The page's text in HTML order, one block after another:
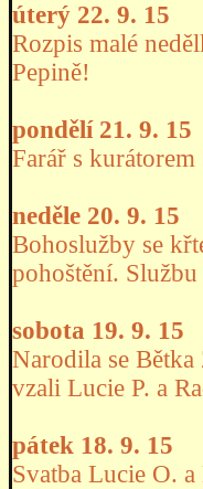
úterý 22. 9. 15
Rozpis malé
Pepině!
pondělí 21. 9. 15
Farář s
neděle 20. 9. 15
Bohoslužby se
pohoštění.
sobota 19. 9. 15
Narodila se
vzali Lucie P. a
pátek 18. 9. 15
Svatba Lucie O.